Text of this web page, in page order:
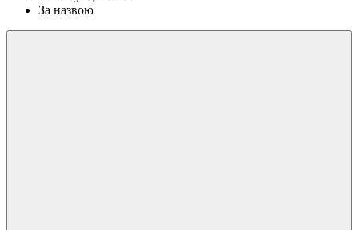
За назвою